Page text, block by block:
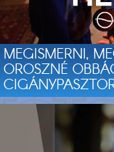
MEGISMERNI,
OROSZNÉ